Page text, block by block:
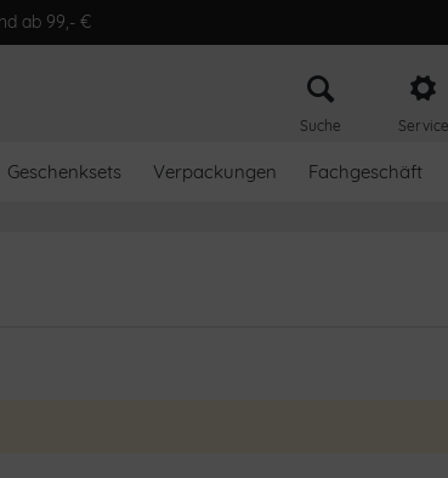
ab 99,- €
Suche Service
Geschenksets Verpackungen Fachgeschäft